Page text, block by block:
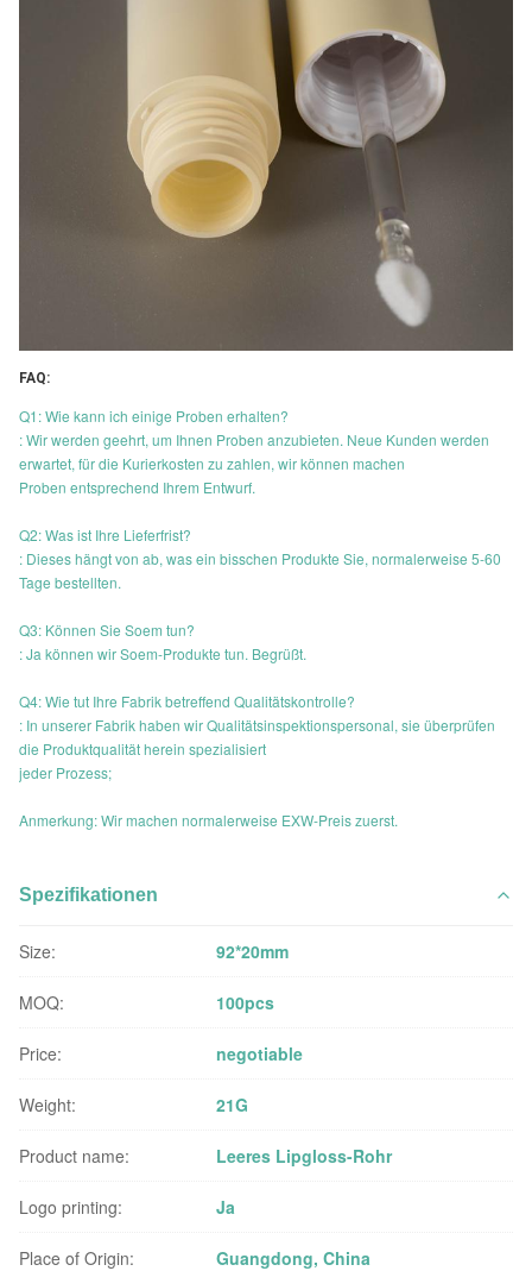
FAQ:
Q1: Wie kann ich einige Proben erhalten?
: Wir werden geehrt, um Ihnen Proben anzubieten. Neue Kunden werden
erwartet, für die Kurierkosten zu zahlen, wir können machen
Proben entsprechend Ihrem Entwurf.
Q2: Was ist Ihre Lieferfrist?
: Dieses hängt von ab, was ein bisschen Produkte Sie, normalerweise 5-60
Tage bestellten.
Q3: Können Sie Soem tun?
: Ja können wir Soem-Produkte tun. Begrüßt.
Q4: Wie tut Ihre Fabrik betreffend Qualitätskontrolle?
: In unserer Fabrik haben wir Qualitätsinspektionspersonal, sie überprüfen
die Produktqualität herein spezialisiert
jeder Prozess;
Anmerkung: Wir machen normalerweise EXW-Preis zuerst.
Spezifikationen
Size: 92*20mm
MOQ: 100pcs
Price: negotiable
Weight: 21G
Product name: Leeres Lipgloss-Rohr
Logo printing: Ja
Place of Origin: Guangdong, China